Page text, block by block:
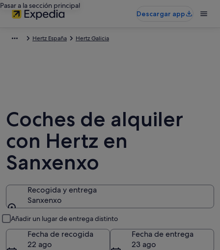
Pasar a la sección principal
Descargar app
Hertz España Hertz Galicia
Coches de alquiler
con Hertz en
Sanxenxo
Recogida y entrega
Sanxenxo
Añadir un lugar de entrega distinto
Fecha de recogida
22 ago
Fecha de entrega
23 ago